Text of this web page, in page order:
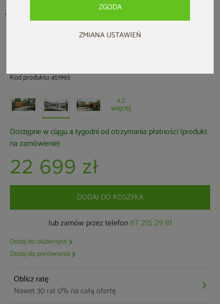
ZGODA
ZMIANA USTAWIEŃ
Kod produktu: 451993
+2
więcej
Dostępne w ciągu 4 tygodni od otrzymania płatności (produkt
na zamówienie)
22 699 zł
DODAJ DO KOSZYKA
lub zamów przez telefon 67 215 29 81
Dodaj do ulubionych
Dodaj do porównania
Oblicz ratę
Nawet 30 rat 0% na całą ofertę